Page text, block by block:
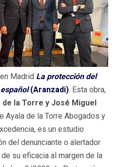
Madrid La protección del
(Aranzadi). Esta obra,
de la Torre y José Miguel
Ayala de la Torre Abogados y
es un estudio
del denunciante o alertador
su eficacia al margen de la